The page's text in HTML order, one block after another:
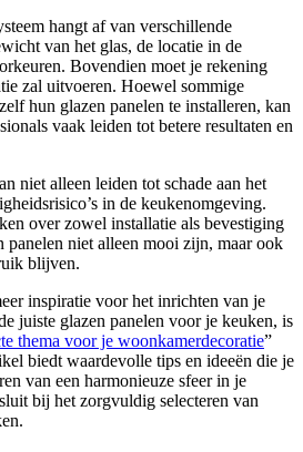
hangt af van verschillende
van het glas, de locatie in de
Bovendien moet je rekening
zal uitvoeren. Hoewel sommige
hun glazen panelen te installeren, kan
vaak leiden tot betere resultaten en
niet alleen leiden tot schade aan het
in de keukenomgeving.
over zowel installatie als bevestiging
panelen niet alleen mooi zijn, maar ook
blijven.
inspiratie voor het inrichten van je
juiste glazen panelen voor je keuken, is
thema voor je woonkamerdecoratie”
biedt waardevolle tips en ideeën die je
van een harmonieuze sfeer in je
bij het zorgvuldig selecteren van